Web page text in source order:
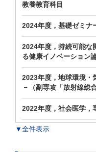
教養教育科目
2024年度，基礎ゼミナ
2024年度，持続可能な
る健康イノベーション
2023年度，地球環境・
－（副専攻「放射線総
2022年度，社会医学，
▼全件表示